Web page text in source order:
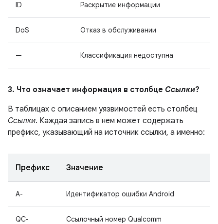
ID Раскрытие информации
DoS Отказ в обслуживании
— Классификация недоступна
3. Что означает информация в столбце Ссылки?
В таблицах с описанием уязвимостей есть столбец
Ссылки. Каждая запись в нем может содержать
префикс, указывающий на источник ссылки, а именно:
Префикс Значение
A- Идентификатор ошибки Android
QC- Ссылочный номер Qualcomm